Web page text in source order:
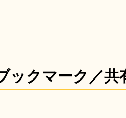
ックマーク／共